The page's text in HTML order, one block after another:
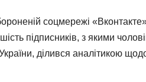
соцмережі
підписників, з якими
ділився аналітикою